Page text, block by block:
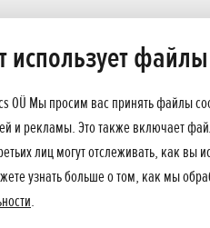
использует
OÜ Мы просим вас принять файлы
и рекламы. Это также включает
лиц могут отслеживать, как вы
узнать больше о том, как мы
.